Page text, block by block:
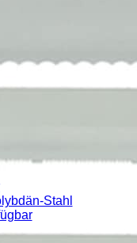
Stahl